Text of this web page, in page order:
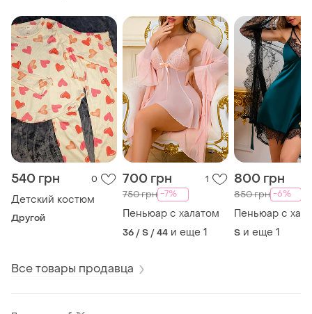
540 грн 0
Детский костюм
Другой
700 грн 1
750 грн -7%
Пеньюар с халатом
36 / S / 44 и еще 1
800 грн
850 грн -6%
Пеньюар с
S и еще 1
Все товары продавца